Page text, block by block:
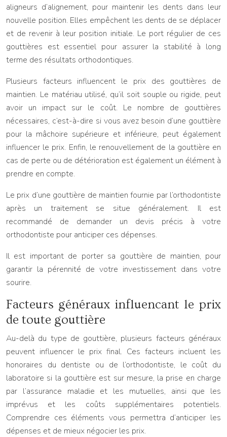
aligneurs d’alignement, pour maintenir les dents dans leur
nouvelle position. Elles empêchent les dents de se déplacer
et de revenir à leur position initiale. Le port régulier de ces
gouttières est essentiel pour assurer la stabilité à long
terme des résultats orthodontiques.
Plusieurs facteurs influencent le prix des gouttières de
maintien. Le matériau utilisé, qu’il soit souple ou rigide, peut
avoir un impact sur le coût. Le nombre de gouttières
nécessaires, c’est-à-dire si vous avez besoin d’une gouttière
pour la mâchoire supérieure et inférieure, peut également
influencer le prix. Enfin, le renouvellement de la gouttière en
cas de perte ou de détérioration est également un élément à
prendre en compte.
Le prix d’une gouttière de maintien fournie par l’orthodontiste
après un traitement se situe généralement. Il est
recommandé de demander un devis précis à votre
orthodontiste pour anticiper ces dépenses.
Il est important de porter sa gouttière de maintien, pour
garantir la pérennité de votre investissement dans votre
sourire.
Facteurs généraux influencant le prix
de toute gouttière
Au-delà du type de gouttière, plusieurs facteurs généraux
peuvent influencer le prix final. Ces facteurs incluent les
honoraires du dentiste ou de l’orthodontiste, le coût du
laboratoire si la gouttière est sur mesure, la prise en charge
par l’assurance maladie et les mutuelles, ainsi que les
imprévus et les coûts supplémentaires potentiels.
Comprendre ces éléments vous permettra d’anticiper les
dépenses et de mieux négocier les prix.